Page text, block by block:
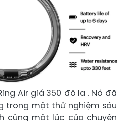
Air giá 350 đô la . Nó đã
trong một thử nghiệm sáu
cùng một lúc của chuyên